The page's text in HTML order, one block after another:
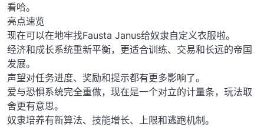
看哈。
亮点速览
现在可以在地牢找Fausta Janus给奴隶自定义衣服啦。
经济和成长系统重新平衡，更适合训练、交易和长远的帝国
发展。
声望对任务进度、奖励和提示都有更多影响了。
爱与恐惧系统完全重做，现在是一个对立的计量条，玩法取
舍更有意思。
奴隶培养有新算法、技能增长、上限和逃跑机制。